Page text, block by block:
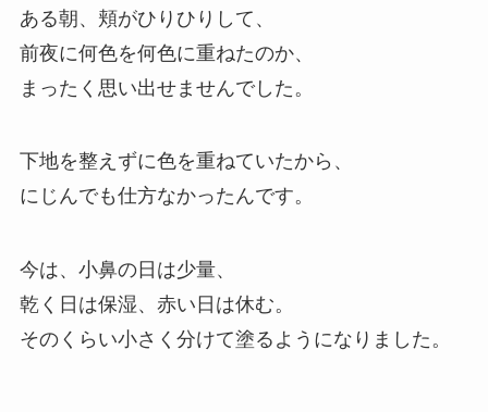
ある朝、頬がひりひりして、
前夜に何色を何色に重ねたのか、
まったく思い出せませんでした。
下地を整えずに色を重ねていたから、
にじんでも仕方なかったんです。
今は、小鼻の日は少量、
乾く日は保湿、赤い日は休む。
そのくらい小さく分けて塗るようになりました。